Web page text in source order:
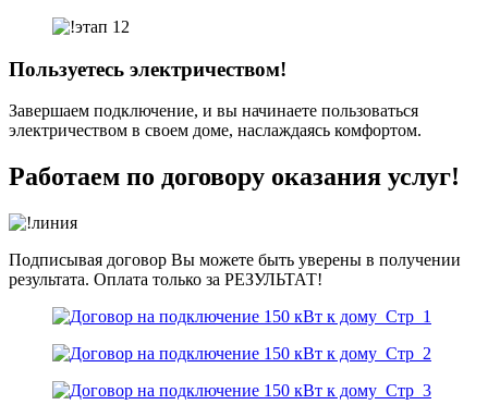
Пользуетесь электричеством!
Завершаем подключение, и вы начинаете пользоваться
электричеством в своем доме, наслаждаясь комфортом.
Работаем по договору оказания услуг!
Подписывая договор Вы можете быть уверены в получении
результата. Оплата только за РЕЗУЛЬТАТ!